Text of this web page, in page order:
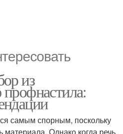
из
профнастила:
самым спорным, поскольку
материала. Однако когда речь